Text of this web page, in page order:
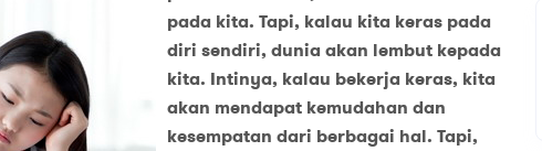
pada kita. Tapi, kalau kita keras pada
diri sendiri, dunia akan lembut kepada
kita. Intinya, kalau bekerja keras, kita
akan mendapat kemudahan dan
kesempatan dari berbagai hal. Tapi,